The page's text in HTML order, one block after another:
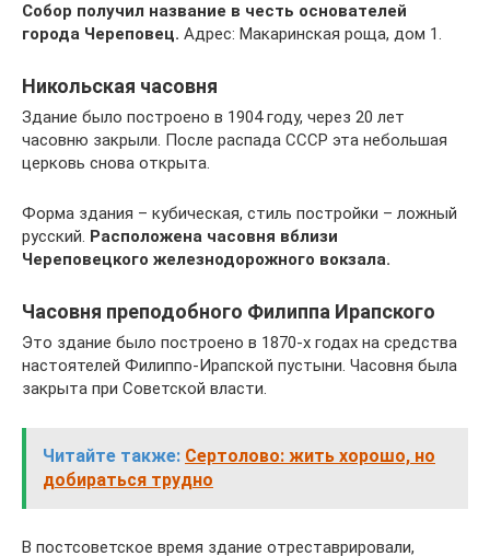
Собор получил название в честь основателей
города Череповец. Адрес: Макаринская роща, дом 1.
Никольская часовня
Здание было построено в 1904 году, через 20 лет
часовню закрыли. После распада СССР эта небольшая
церковь снова открыта.
Форма здания – кубическая, стиль постройки – ложный
русский. Расположена часовня вблизи
Череповецкого железнодорожного вокзала.
Часовня преподобного Филиппа Ирапского
Это здание было построено в 1870-х годах на средства
настоятелей Филиппо-Ирапской пустыни. Часовня была
закрыта при Советской власти.
Читайте также: Сертолово: жить хорошо, но
добираться трудно
В постсоветское время здание отреставрировали,